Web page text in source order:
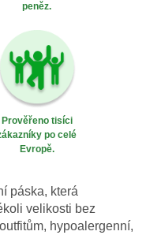
peněz.
Prověřeno tisíci
po celé
Evropě.
páska, která
velikosti bez
hypoalergenní,